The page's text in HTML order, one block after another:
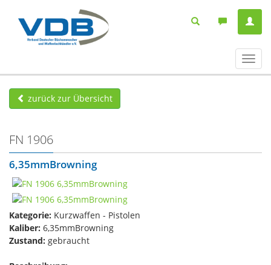
ein-/
zurück zur Übersicht
FN 1906
6,35mmBrowning
Kategorie: Kurzwaffen - Pistolen
Kaliber: 6,35mmBrowning
Zustand: gebraucht